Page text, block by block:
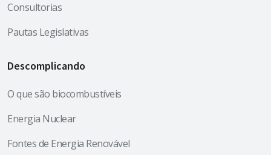
Consultorias
Pautas Legislativas
Descomplicando
O que são biocombustíveis
Energia Nuclear
Fontes de Energia Renovável